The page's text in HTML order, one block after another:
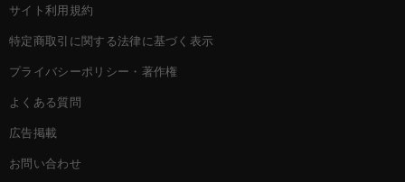
サイト利用規約
特定商取引に関する法律に基づく表示
プライバシーポリシー・著作権
よくある質問
広告掲載
お問い合わせ